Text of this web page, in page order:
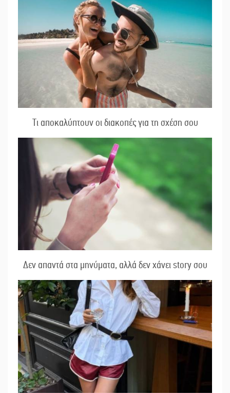
Τι αποκαλύπτουν οι διακοπές για τη σχέση σου
Δεν απαντά στα μηνύματα, αλλά δεν χάνει story σου